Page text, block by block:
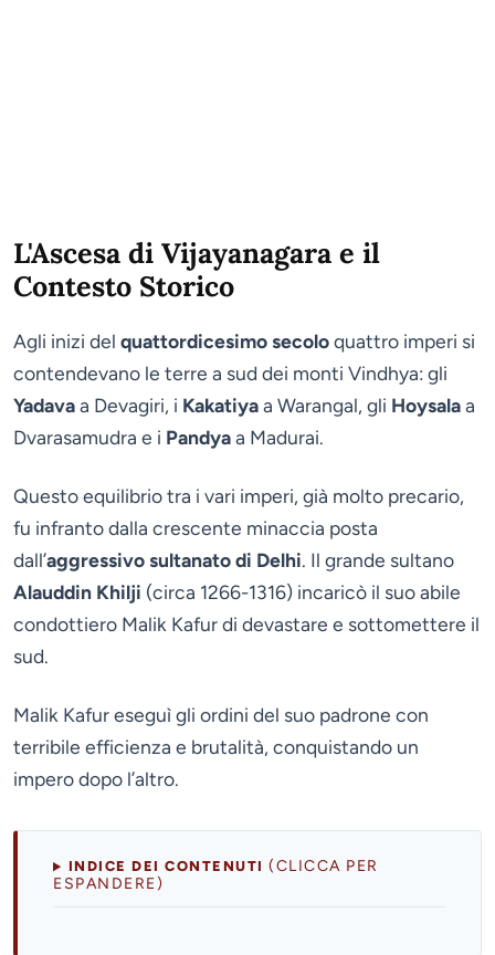
L'Ascesa di Vijayanagara e il
Contesto Storico
Agli inizi del quattordicesimo secoloquattro imperi si
contendevano le terre a sud dei monti Vindhya: gli
Yadavaa Devagiri, i Kakatiyaa Warangal, gli Hoysalaa
Dvarasamudra e i Pandyaa Madurai.
Questo equilibrio tra i vari imperi, già molto precario,
fu infranto dalla crescente minaccia posta
dall’aggressivo sultanato di Delhi. Il grande sultano
Alauddin Khilji (circa 1266-1316) incaricò il suo abile
condottiero Malik Kafur di devastare e sottomettere il
sud.
Malik Kafur eseguì gli ordini del suo padrone con
terribile efficienza e brutalità, conquistando un
impero dopo l’altro.
INDICE DEI CONTENUTI(CLICCA PER
ESPANDERE)